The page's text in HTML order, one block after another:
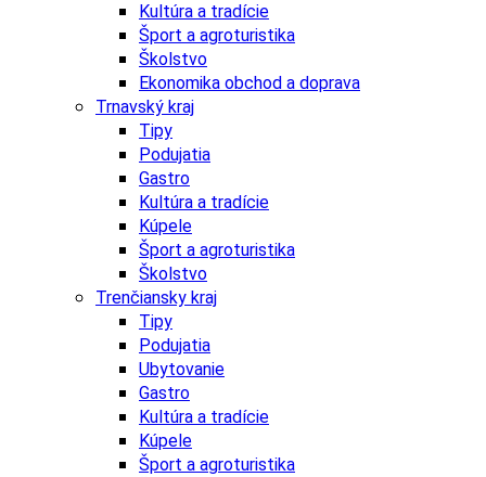
Kultúra a tradície
Šport a agroturistika
Školstvo
Ekonomika obchod a doprava
Trnavský kraj
Tipy
Podujatia
Gastro
Kultúra a tradície
Kúpele
Šport a agroturistika
Školstvo
Trenčiansky kraj
Tipy
Podujatia
Ubytovanie
Gastro
Kultúra a tradície
Kúpele
Šport a agroturistika